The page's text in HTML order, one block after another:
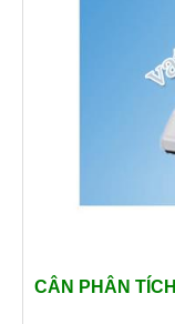
CÂN PHÂN TÍCH